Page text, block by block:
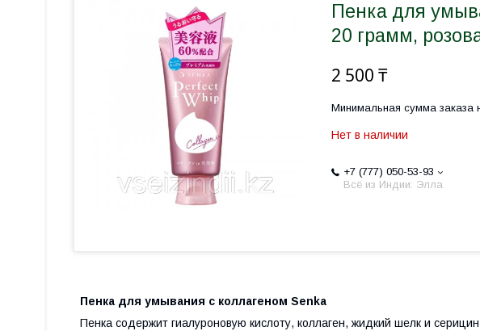
Пенка для
20 грамм,
2 500 ₸
Минимальная сумма заказа
Нет в наличии
+7 (777) 050-53-93
Всё из Индии: Элла
Пенка для умывания с коллагеном Senka
Пенка содержит гиалуроновую кислоту, коллаген, жидкий шелк и